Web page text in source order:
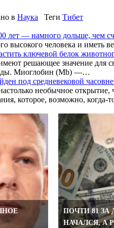
в Наука Теги Тибет
высокого человека и иметь
решающее значение для
Миоглобин (Mb) —…
необычное
которое, возможно,
ПОЧТИ 81 ЗА
НАЧАЛСЯ, А